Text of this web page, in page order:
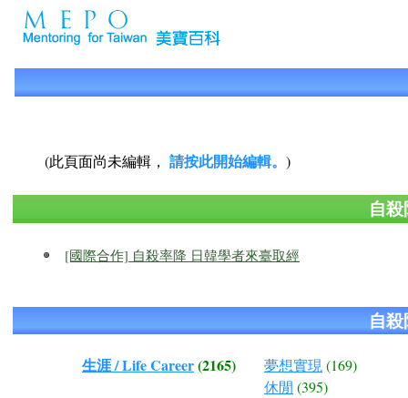
(此頁面尚未編輯， 請按此開始編輯。 )
自
[國際合作] 自殺率降 日韓學者來臺取經
自
生涯 / Life Career(2165) 夢想實現(169)
休閒 (395)